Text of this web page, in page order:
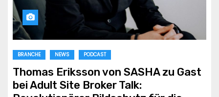
BRANCHE NEWS PODCAST
Thomas Eriksson von SASHA zu Gast
bei Adult Site Broker Talk: